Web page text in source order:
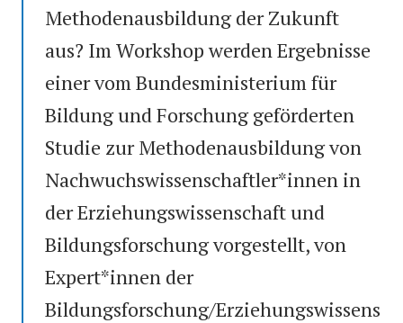
Methodenausbildung der Zukunft
aus? Im Workshop werden Ergebnisse
einer vom Bundesministerium für
Bildung und Forschung geförderten
Studie zur Methodenausbildung von
Nachwuchswissenschaftler*innen in
der Erziehungswissenschaft und
Bildungsforschung vorgestellt, von
Expert*innen der
Bildungsforschung/Erziehungswissens